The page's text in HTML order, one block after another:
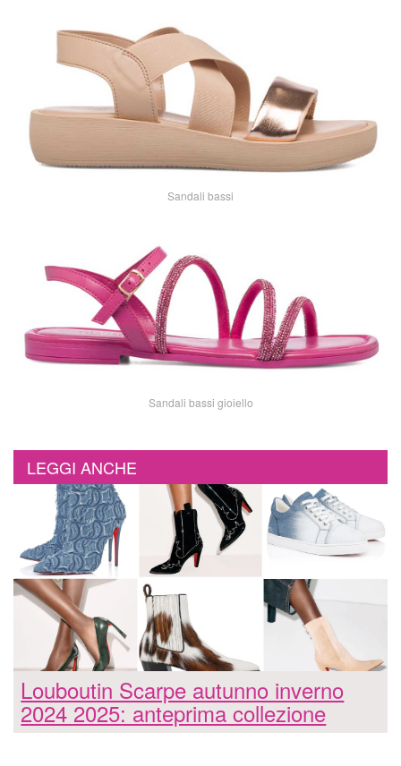
Sandali bassi
Sandali bassi gioiello
LEGGI ANCHE
Louboutin Scarpe autunno inverno
2024 2025: anteprima collezione